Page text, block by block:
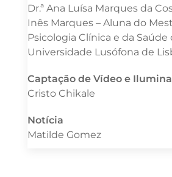
Dr.ª Ana Luísa Marques da
Inês Marques – Aluna do
Psicologia Clínica e da Saúde
Universidade Lusófona de
Captação de Vídeo e
Cristo Chikale
Notícia
Matilde Gomez